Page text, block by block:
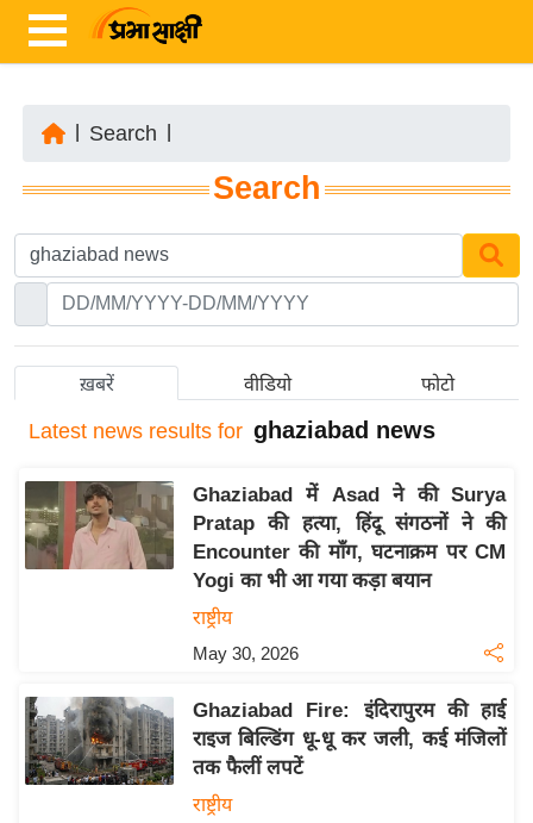
ज़ा
ख
र
ष्ट्री
अं
ष्ट्री
स
उ
द्यो
ग
Search
Search
ख़बरें वीडियो फोटो
Latest news results for ghaziabad news
Ghaziabad में Asad ने की Surya
Pratap की हत्या, हिंदू संगठनों ने की
Encounter की माँग, घटनाक्रम पर CM
Yogi का भी आ गया कड़ा बयान
राष्ट्रीय
May 30, 2026
Ghaziabad Fire: इंदिरापुरम की हाई
राइज बिल्डिंग धू-धू कर जली, कई मंजिलों
तक फैलीं लपटें
राष्ट्रीय